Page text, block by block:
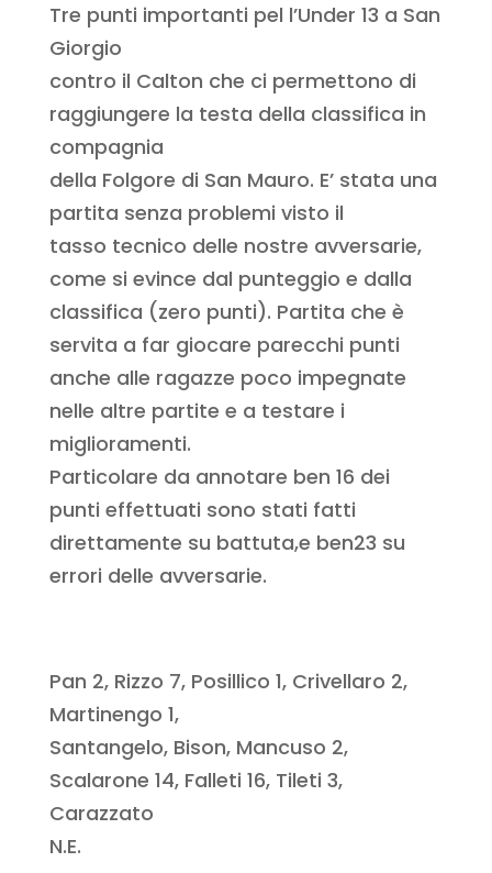
Tre punti importanti pel l’Under 13 a San
Giorgio
contro il Calton che ci permettono di
raggiungere la testa della classifica in
compagnia
della Folgore di San Mauro. E’ stata una
partita senza problemi visto il
tasso tecnico delle nostre avversarie,
come si evince dal punteggio e dalla
classifica (zero punti). Partita che è
servita a far giocare parecchi punti
anche alle ragazze poco impegnate
nelle altre partite e a testare i
miglioramenti.
Particolare da annotare ben 16 dei
punti effettuati sono stati fatti
direttamente su battuta,e ben23 su
errori delle avversarie.
Pan 2, Rizzo 7, Posillico 1, Crivellaro 2,
Martinengo 1,
Santangelo, Bison, Mancuso 2,
Scalarone 14, Falleti 16, Tileti 3,
Carazzato
N.E.